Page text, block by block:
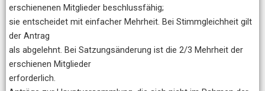
erschienenen Mitglieder beschlussfähig;
sie entscheidet mit einfacher Mehrheit. Bei Stimmgleichheit gilt
der Antrag
als abgelehnt. Bei Satzungsänderung ist die 2/3 Mehrheit der
erschienen Mitglieder
erforderlich.